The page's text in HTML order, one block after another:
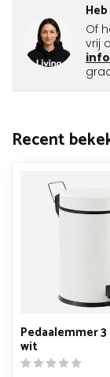
Of
vrij
Recent
Pedaalemmer
wit